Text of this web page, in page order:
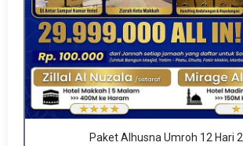
Paket Alhusna Umroh 12 Hari